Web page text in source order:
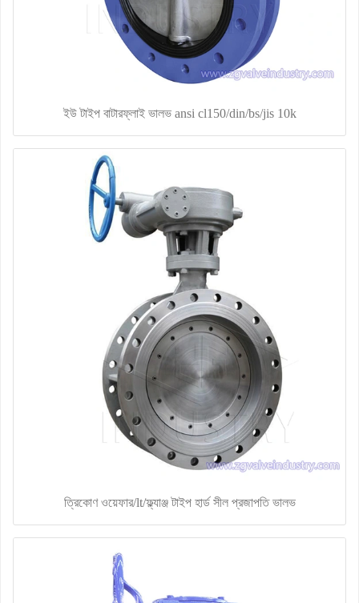
ইউ টাইপ বাটারফ্লাই ভালভ ansi cl150/din/bs/jis 10k
ত্রিকোণ ওয়েফার/lt/ফ্ল্যাঞ্জ টাইপ হার্ড সীল প্রজাপতি ভালভ